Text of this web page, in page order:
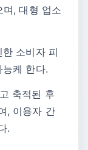
, 대형 업소
소비자 피
케 한다.
축적된 후
, 이용자 간
.